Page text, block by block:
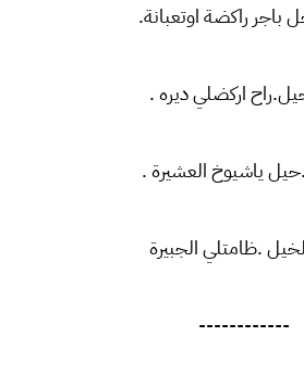
باجر راكضة اوتعبانة.
اركضلي ديره .
ياشيوخ العشيرة .
.ظامتلي الجبيرة
------------